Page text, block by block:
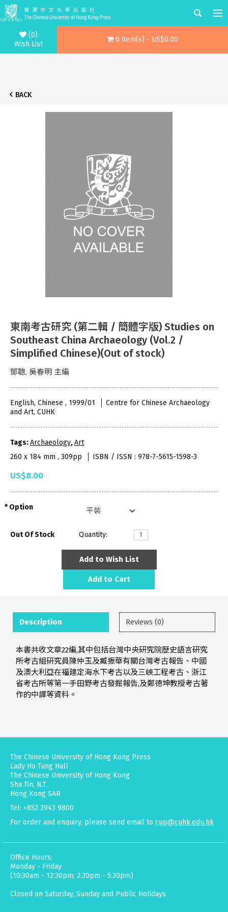
(0)
Wish List
0 item(s) - US$0.00
BACK
東南考古研究 (第二輯 / 簡體字版) Studies on
Southeast China Archaeology (Vol.2 /
Simplified Chinese)(Out of stock)
鄧聰, 吳春明 主編
English, Chinese , 1999/01
Centre for Chinese Archaeology
and Art, CUHK
Tags:Archaeology,Art
260 x 184 mm , 309pp
ISBN / ISSN : 978-7-5615-1598-3
US$8.00
Option
Out Of Stock Quantity:
Add to Wish List
Add to Cart
Description Reviews (0)
本書共收文章22編,其中包括台灣中央研究院歷史語言研究
所考古組研究員陳仲玉及臧振華有關台灣考古報告、中國
及澳大利亞在福建定海水下考古以及三峽工程考古、浙江
省考古所等第一手田野考古發掘報告,及鄭德坤教授考古著
作的中譯等資料。
The Chinese University of Hong Kong Press
Lady Ho Tung Hall
The Chinese University of Hong Kong
Sha Tin, N.T.
Hong Kong SAR
Tel: +852 3943 9800
For order and enquiry, please send email to cup@cuhk.edu.hk
Office Hours:
Monday - Friday
(10:30am - 12:30pm; 2:30pm - 5:30pm)
Closed on Saturday, Sunday and Public Holidays